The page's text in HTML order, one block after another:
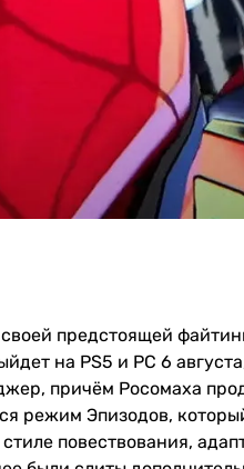
предстоящей
на PS5 и PC 6
причём Росомаха
режим Эпизодов,
повествования,